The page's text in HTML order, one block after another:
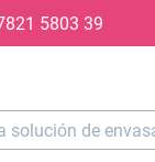
principal
5803 39